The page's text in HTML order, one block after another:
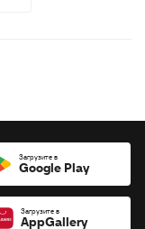
Загрузите в
Google Play
Загрузите в
AppGallery